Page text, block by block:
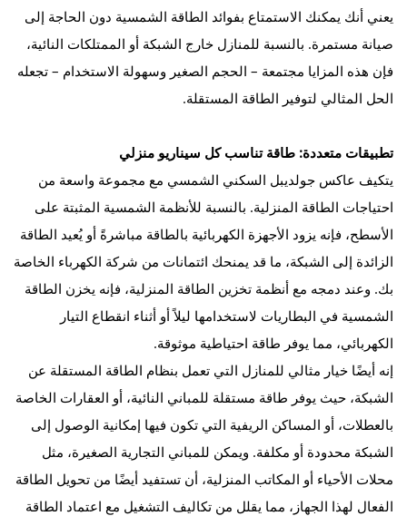
يعني أنك يمكنك الاستمتاع بفوائد الطاقة الشمسية دون الحاجة إلى
صيانة مستمرة. بالنسبة للمنازل خارج الشبكة أو الممتلكات النائية،
فإن هذه المزايا مجتمعة – الحجم الصغير وسهولة الاستخدام – تجعله
الحل المثالي لتوفير الطاقة المستقلة.
تطبيقات متعددة: طاقة تناسب كل سيناريو منزلي
يتكيف عاكس جولديبل السكني الشمسي مع مجموعة واسعة من
احتياجات الطاقة المنزلية. بالنسبة للأنظمة الشمسية المثبتة على
الأسطح، فإنه يزود الأجهزة الكهربائية بالطاقة مباشرةً أو يُعيد الطاقة
الزائدة إلى الشبكة، ما قد يمنحك ائتمانات من شركة الكهرباء الخاصة
بك. وعند دمجه مع أنظمة تخزين الطاقة المنزلية، فإنه يخزن الطاقة
الشمسية في البطاريات لاستخدامها ليلاً أو أثناء انقطاع التيار
الكهربائي، مما يوفر طاقة احتياطية موثوقة.
إنه أيضًا خيار مثالي للمنازل التي تعمل بنظام الطاقة المستقلة عن
الشبكة، حيث يوفر طاقة مستقلة للمباني النائية، أو العقارات الخاصة
بالعطلات، أو المساكن الريفية التي تكون فيها إمكانية الوصول إلى
الشبكة محدودة أو مكلفة. ويمكن للمباني التجارية الصغيرة، مثل
محلات الأحياء أو المكاتب المنزلية، أن تستفيد أيضًا من تحويل الطاقة
الفعال لهذا الجهاز، مما يقلل من تكاليف التشغيل مع اعتماد الطاقة